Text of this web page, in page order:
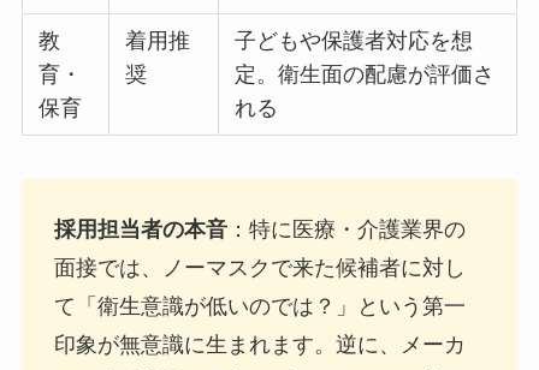
教
育・
保育
着用推
奨
子どもや保護者対応を想
定。衛生面の配慮が評価さ
れる
採用担当者の本音：特に医療・介護業界の
面接では、ノーマスクで来た候補者に対し
て「衛生意識が低いのでは？」という第一
印象が無意識に生まれます。逆に、メーカ